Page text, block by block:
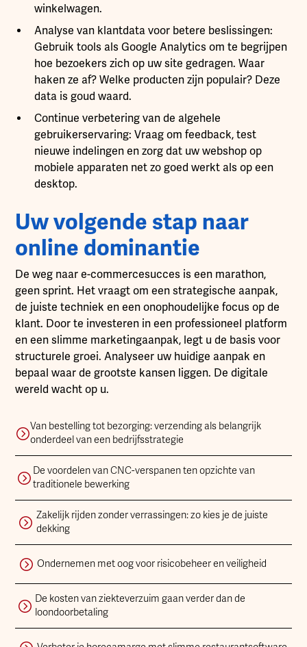
winkelwagen.
Analyse van klantdata voor betere beslissingen:
Gebruik tools als Google Analytics om te begrijpen
hoe bezoekers zich op uw site gedragen. Waar
haken ze af? Welke producten zijn populair? Deze
data is goud waard.
Continue verbetering van de algehele
gebruikerservaring: Vraag om feedback, test
nieuwe indelingen en zorg dat uw webshop op
mobiele apparaten net zo goed werkt als op een
desktop.
Uw volgende stap naar
online dominantie
De weg naar e-commercesucces is een marathon,
geen sprint. Het vraagt om een strategische aanpak,
de juiste techniek en een onophoudelijke focus op de
klant. Door te investeren in een professioneel platform
en een slimme marketingaanpak, legt u de basis voor
structurele groei. Analyseer uw huidige aanpak en
bepaal waar de grootste kansen liggen. De digitale
wereld wacht op u.
Van bestelling tot bezorging: verzending als belangrijk
onderdeel van een bedrijfsstrategie
De voordelen van CNC-verspanen ten opzichte van
traditionele bewerking
Zakelijk rijden zonder verrassingen: zo kies je de juiste
dekking
Ondernemen met oog voor risicobeheer en veiligheid
De kosten van ziekteverzuim gaan verder dan de
loondoorbetaling